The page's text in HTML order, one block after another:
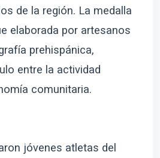
de la región. La medalla
elaborada por artesanos
prehispánica,
entre la actividad
comunitaria.
jóvenes atletas del